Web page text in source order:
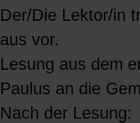
Der/Die Lektor/in
aus vor.
Lesung aus dem
Paulus an die
Nach der Lesung: